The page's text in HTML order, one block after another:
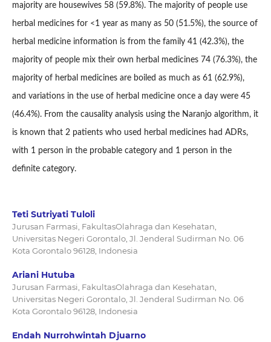
majority are housewives 58 (59.8%). The majority of people use
herbal medicines for <1 year as many as 50 (51.5%), the source of
herbal medicine information is from the family 41 (42.3%), the
majority of people mix their own herbal medicines 74 (76.3%), the
majority of herbal medicines are boiled as much as 61 (62.9%),
and variations in the use of herbal medicine once a day were 45
(46.4%). From the causality analysis using the Naranjo algorithm, it
is known that 2 patients who used herbal medicines had ADRs,
with 1 person in the probable category and 1 person in the
definite category.
Teti Sutriyati Tuloli
Jurusan Farmasi, FakultasOlahraga dan Kesehatan,
Universitas Negeri Gorontalo, Jl. Jenderal Sudirman No. 06
Kota Gorontalo 96128, Indonesia
Ariani Hutuba
Jurusan Farmasi, FakultasOlahraga dan Kesehatan,
Universitas Negeri Gorontalo, Jl. Jenderal Sudirman No. 06
Kota Gorontalo 96128, Indonesia
Endah Nurrohwintah Djuarno